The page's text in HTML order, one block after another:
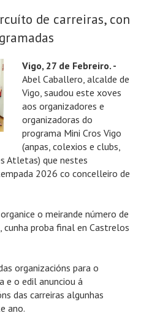
de carreiras, con
Vigo, 27 de Febreiro. -
Abel Caballero, alcalde de
Vigo, saudou este xoves
aos organizadores e
organizadoras do
programa Mini Cros Vigo
(anpas, colexios e clubs,
Atletas) que nestes
2026 co concelleiro de
o meirande número de
proba final en Castrelos
organizacións para o
o edil anunciou á
das carreiras algunhas
ano.